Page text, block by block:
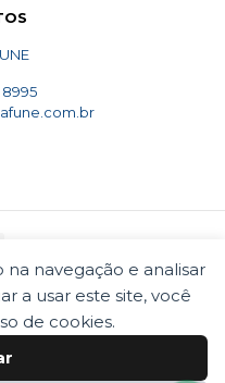
navegação e analisar
a usar este site, você
de cookies.
reservados- Ligue
ossos em todo o Brasil.
de privacidade